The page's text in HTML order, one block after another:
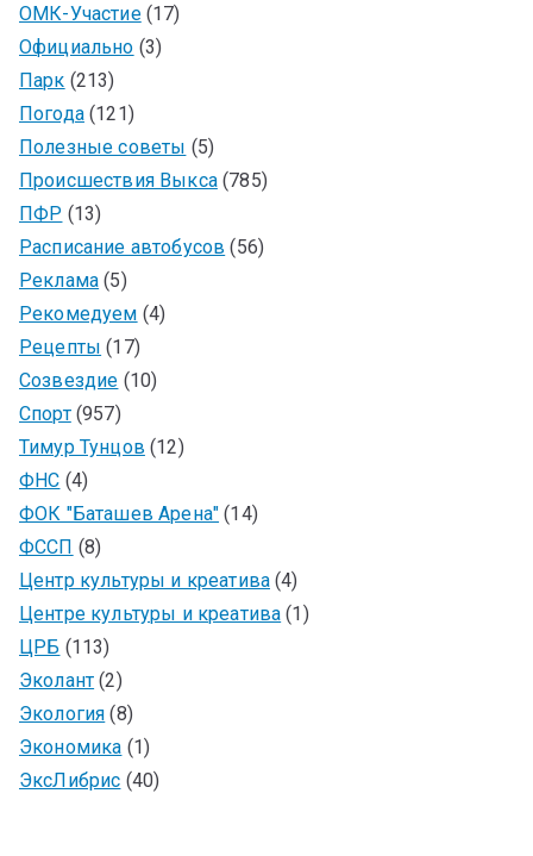
ОМК-Участие(17)
Официально (3)
Парк (213)
Погода(121)
Полезные советы (5)
Происшествия Выкса(785)
ПФР (13)
Расписание автобусов (56)
Реклама (5)
Рекомедуем (4)
Рецепты (17)
Созвездие (10)
Спорт(957)
Тимур Тунцов (12)
ФНС (4)
ФОК "Баташев Арена" (14)
ФССП (8)
Центр культуры и креатива (4)
Центре культуры и креатива (1)
ЦРБ (113)
Эколант (2)
Экология (8)
Экономика (1)
ЭксЛибрис (40)